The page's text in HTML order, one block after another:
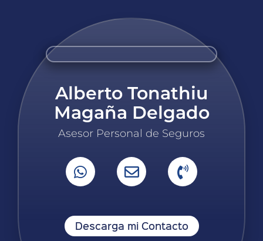
Alberto Tonathiu
Magaña Delgado
Asesor Personal de Seguros
Descarga mi Contacto